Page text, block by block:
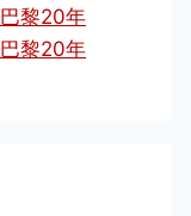
巴黎20年
巴黎20年